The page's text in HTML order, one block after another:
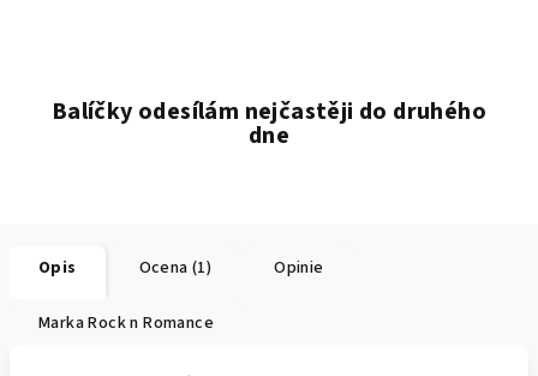
Balíčky odesílám nejčastěji do druhého
dne
Opis Ocena (1) Opinie
MarkaRock n Romance